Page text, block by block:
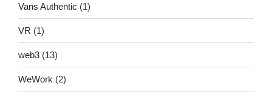
Vans Authentic (1)
VR (1)
web3 (13)
WeWork (2)